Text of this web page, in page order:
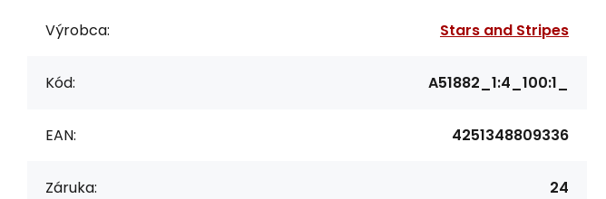
Výrobca: Stars and Stripes
Kód: A51882_1:4_100:1_
EAN: 4251348809336
Záruka: 24